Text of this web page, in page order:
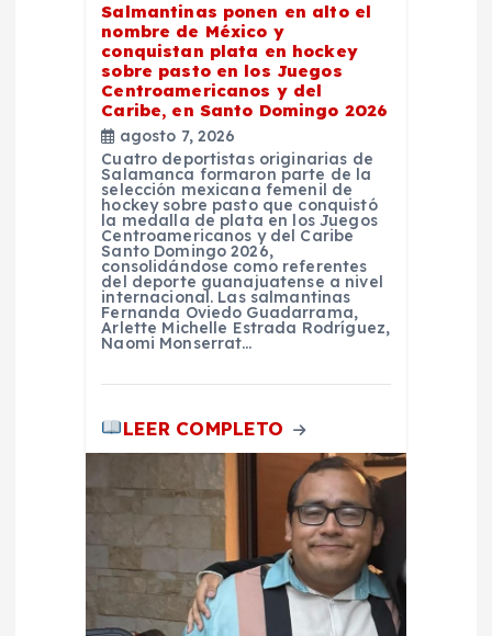
Salmantinas ponen en alto el
nombre de México y
conquistan plata en hockey
sobre pasto en los Juegos
Centroamericanos y del
Caribe, en Santo Domingo 2026
agosto 7, 2026
Cuatro deportistas originarias de
Salamanca formaron parte de la
selección mexicana femenil de
hockey sobre pasto que conquistó
la medalla de plata en los Juegos
Centroamericanos y del Caribe
Santo Domingo 2026,
consolidándose como referentes
del deporte guanajuatense a nivel
internacional. Las salmantinas
Fernanda Oviedo Guadarrama,
Arlette Michelle Estrada Rodríguez,
Naomi Monserrat…
LEER COMPLETO